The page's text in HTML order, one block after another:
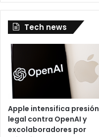
Tech news
Apple intensifica presión
legal contra OpenAI y
excolaboradores por